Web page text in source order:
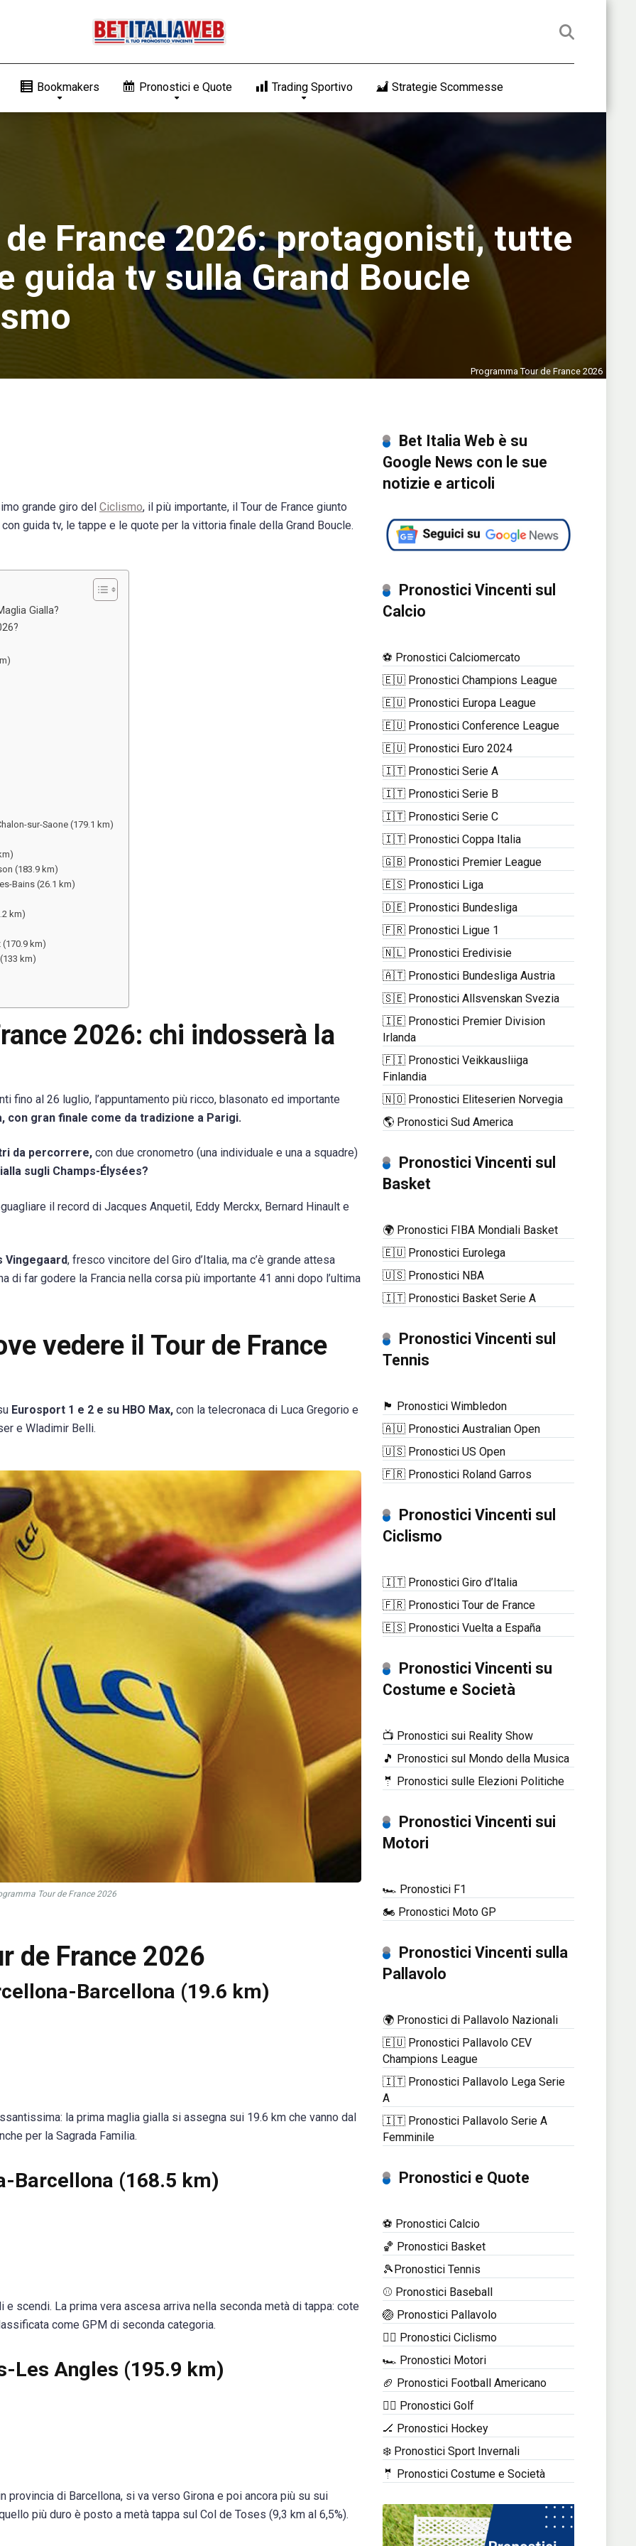
Bookmakers Pronostici e Quote Trading Sportivo Strategie Scommesse
France 2026: protagonisti, tutte
guida tv sulla Grand Boucle
Programma Tour de France 2026
grande giro del Ciclismo, il più importante, il Tour de France giunto
guida tv, le tappe e le quote per la vittoria finale della Grand Boucle.
Gialla?
sur-Saone (179.1 km)
(183.9 km)
Bains (26.1 km)
km)
(170.9 km)
km)
2026: chi indosserà la
fino al 26 luglio, l’appuntamento più ricco, blasonato ed importante
con gran finale come da tradizione a Parigi.
da percorrere, con due cronometro (una individuale e una a squadre)
sugli Champs-Élysées?
il record di Jacques Anquetil, Eddy Merckx, Bernard Hinault e
Vingegaard, fresco vincitore del Giro d’Italia, ma c’è grande attesa
di far godere la Francia nella corsa più importante 41 anni dopo l’ultima
vedere il Tour de France
Eurosport 1 e 2 e su HBO Max, con la telecronaca di Luca Gregorio e
e Wladimir Belli.
Tour de France 2026
de France 2026
Barcellona (19.6 km)
la prima maglia gialla si assegna sui 19.6 km che vanno dal
per la Sagrada Familia.
Barcellona (168.5 km)
scendi. La prima vera ascesa arriva nella seconda metà di tappa: cote
come GPM di seconda categoria.
Les Angles (195.9 km)
provincia di Barcellona, si va verso Girona e poi ancora più su sui
più duro è posto a metà tappa sul Col de Toses (9,3 km al 6,5%).
Bet Italia Web è su
Google News con le sue
notizie e articoli
Pronostici Vincenti sul
Calcio
⚽ Pronostici Calciomercato
🇪🇺 Pronostici Champions League
🇪🇺 Pronostici Europa League
🇪🇺 Pronostici Conference League
🇪🇺 Pronostici Euro 2024
🇮🇹 Pronostici Serie A
🇮🇹 Pronostici Serie B
🇮🇹 Pronostici Serie C
🇮🇹 Pronostici Coppa Italia
🇬🇧 Pronostici Premier League
🇪🇸 Pronostici Liga
🇩🇪 Pronostici Bundesliga
🇫🇷 Pronostici Ligue 1
🇳🇱 Pronostici Eredivisie
🇦🇹 Pronostici Bundesliga Austria
🇸🇪 Pronostici Allsvenskan Svezia
🇮🇪 Pronostici Premier Division
Irlanda
🇫🇮 Pronostici Veikkausliiga
Finlandia
🇳🇴 Pronostici Eliteserien Norvegia
🌎 Pronostici Sud America
Pronostici Vincenti sul
Basket
🌍 Pronostici FIBA Mondiali Basket
🇪🇺 Pronostici Eurolega
🇺🇸 Pronostici NBA
🇮🇹 Pronostici Basket Serie A
Pronostici Vincenti sul
Tennis
🏴󠁧󠁢󠁥󠁮󠁧󠁿 Pronostici Wimbledon
🇦🇺 Pronostici Australian Open
🇺🇸 Pronostici US Open
🇫🇷 Pronostici Roland Garros
Pronostici Vincenti sul
Ciclismo
🇮🇹 Pronostici Giro d’Italia
🇫🇷 Pronostici Tour de France
🇪🇸 Pronostici Vuelta a España
Pronostici Vincenti su
Costume e Società
📺 Pronostici sui Reality Show
🎵 Pronostici sul Mondo della Musica
🤵 Pronostici sulle Elezioni Politiche
Pronostici Vincenti sui
Motori
🏎️ Pronostici F1
🏍️ Pronostici Moto GP
Pronostici Vincenti sulla
Pallavolo
🌍 Pronostici di Pallavolo Nazionali
🇪🇺 Pronostici Pallavolo CEV
Champions League
🇮🇹 Pronostici Pallavolo Lega Serie
A
🇮🇹 Pronostici Pallavolo Serie A
Femminile
Pronostici e Quote
⚽ Pronostici Calcio
🏀 Pronostici Basket
🎾Pronostici Tennis
⚾ Pronostici Baseball
🏐 Pronostici Pallavolo
🚴‍♂️ Pronostici Ciclismo
🏎️ Pronostici Motori
🏈 Pronostici Football Americano
🏌️‍♂️ Pronostici Golf
🏒 Pronostici Hockey
❄️ Pronostici Sport Invernali
🤵 Pronostici Costume e Società